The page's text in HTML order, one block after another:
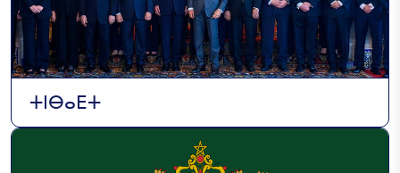
ⵜⵏⴱⴰⴹⵜ